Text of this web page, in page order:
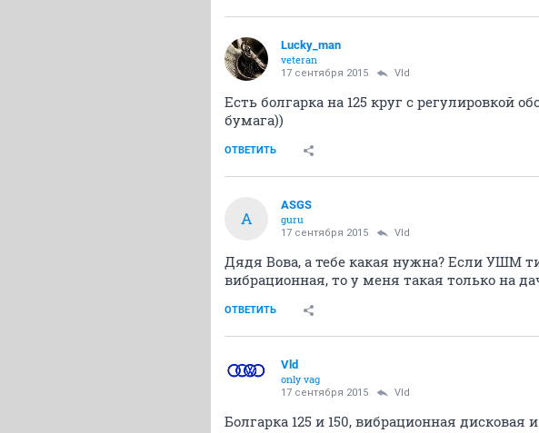
Lucky_man
veteran
17 сентября 2015 Vld
Есть болгарка на 125 круг с регулировкой
бумага))
ОТВЕТИТЬ
A
ASGS
guru
17 сентября 2015 Vld
Дядя Вова, а тебе какая нужна? Если УШМ
вибрационная, то у меня такая только на
ОТВЕТИТЬ
Vld
only vag
17 сентября 2015 Vld
Болгарка 125 и 150, вибрационная